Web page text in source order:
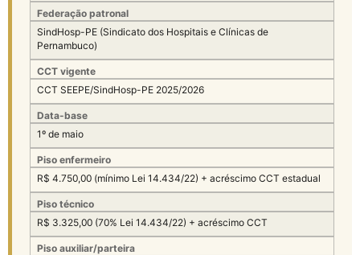
Federação patronal
SindHosp-PE (Sindicato dos Hospitais e Clínicas de
Pernambuco)
CCT vigente
CCT SEEPE/SindHosp-PE 2025/2026
Data-base
1º de maio
Piso enfermeiro
R$ 4.750,00 (mínimo Lei 14.434/22) + acréscimo CCT estadual
Piso técnico
R$ 3.325,00 (70% Lei 14.434/22) + acréscimo CCT
Piso auxiliar/parteira